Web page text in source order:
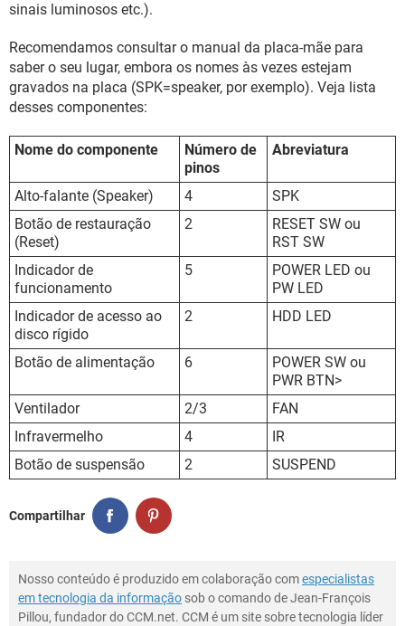
sinais luminosos etc.).
Recomendamos consultar o manual da placa-mãe para
saber o seu lugar, embora os nomes às vezes estejam
gravados na placa (SPK=speaker, por exemplo). Veja lista
desses componentes:
Nome do componente
Número de
pinos
Abreviatura
Alto-falante (Speaker) 4
SPK
Botão de restauração
(Reset)
2
RESET SW ou
RST SW
Indicador de
funcionamento
5
POWER LED ou
PW LED
Indicador de acesso ao
disco rígido
2 HDD LED
Botão de alimentação 6
POWER SW ou
PWR BTN>
Ventilador
2/3
FAN
Infravermelho
4
IR
Botão de suspensão
2 SUSPEND
Compartilhar
Nosso conteúdo é produzido em colaboração comespecialistas
em tecnologia da informação sob o comando de Jean-François
Pillou, fundador do CCM.net. CCM é um site sobre tecnologia líder